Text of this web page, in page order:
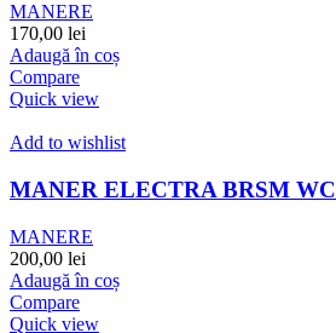
MANERE
170,00 lei
Adaugă în coș
Compare
Quick view
Add to wishlist
MANER ELECTRA BRSM WC
MANERE
200,00 lei
Adaugă în coș
Compare
Quick view